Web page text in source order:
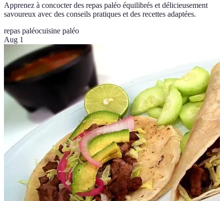
Apprenez à concocter des repas paléo équilibrés et délicieusement
savoureux avec des conseils pratiques et des recettes adaptées.
repas paléocuisine paléo
Aug 1